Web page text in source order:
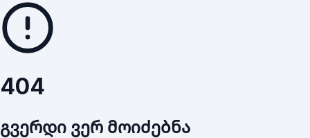
404
გვერდი ვერ მოიძებნა